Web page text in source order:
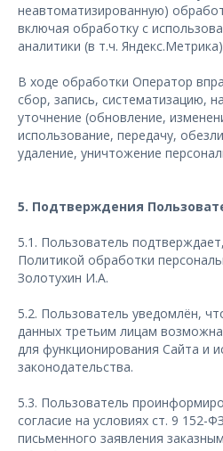
неавтоматизированную)
включая обработку с
аналитики (в т.ч.
В ходе обработки Оператор
сбор, запись, систематизацию,
уточнение (обновление,
использование, передачу,
удаление, уничтожение
5. Подтверждения
5.1. Пользователь
Политикой обработки
Золотухин И.А.
5.2. Пользователь уведомлён,
данных третьим лицам
для функционирования Сайта и
законодательства.
5.3. Пользователь
согласие на условиях ст. 9 152-
письменного заявления